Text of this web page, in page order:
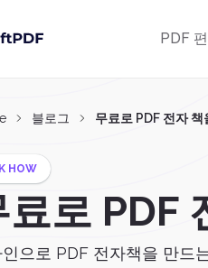
PDF
블로그 무료로 PDF 전자 책
HOW
료로 PDF
으로 PDF 전자책을 만드